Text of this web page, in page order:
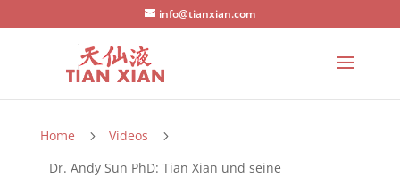
info@tianxian.com
Home 5 Videos 5
Dr. Andy Sun PhD: Tian Xian und seine